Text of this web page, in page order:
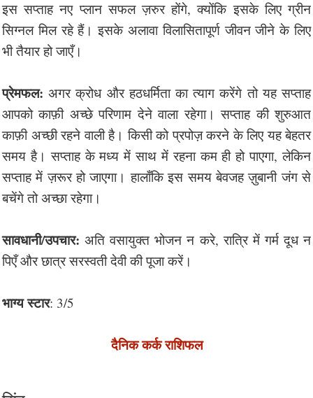
इस सप्ताह नए प्लान सफल ज़रुर होंगे, क्योंकि इसके लिए ग्रीन
सिग्नल मिल रहे हैं। इसके अलावा विलासितापूर्ण जीवन जीने के लिए
भी तैयार हो जाएँ।
प्रेमफल: अगर क्रोध और हठधर्मिता का त्याग करेंगे तो यह सप्ताह
आपको काफ़ी अच्छे परिणाम देने वाला रहेगा। सप्ताह की शुरुआत
काफ़ी अच्छी रहने वाली है। किसी को प्रपोज़ करने के लिए यह बेहतर
समय है। सप्ताह के मध्य में साथ में रहना कम ही हो पाएगा, लेकिन
सप्ताह में ज़रूर हो जाएगा। हालाँकि इस समय बेवजह ज़ुबानी जंग से
बचेंगे तो अच्छा रहेगा।
सावधानी/उपचार:अति वसायुक्त भोजन न करे, रात्रि में गर्म दूध न
पिएँ और छात्र सरस्वती देवी की पूजा करें।
भाग्य स्टार: 3/5
दैनिक कर्क राशिफल